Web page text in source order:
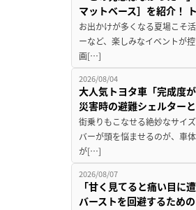
マットベース］を紹介！
お出かけが多くなる夏場こそ
ーなど、楽しみなイベントが
画[…]
2026/08/04
大人気トヨタ車「完成度
災害時の避難シェルター
街乗りもこなせる絶妙なサイ
バーが頭を悩ませるのが、車
が[…]
2026/08/07
「甘く見てると痛い目に
バーストを回避するため